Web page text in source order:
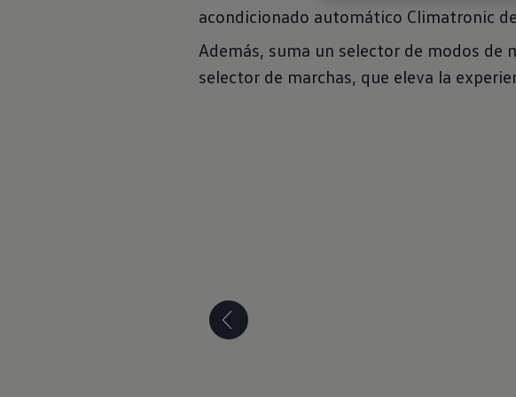
acondicionado automático Climatronic
Además, suma un selector de modos
selector de marchas, que eleva la